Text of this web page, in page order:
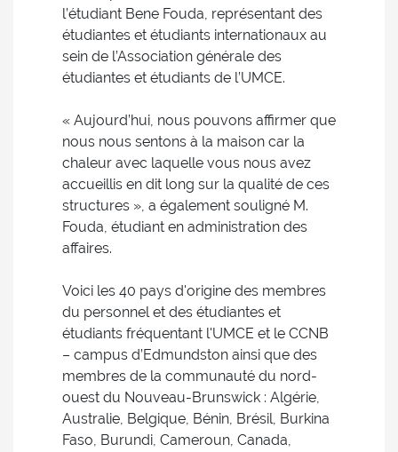
l’étudiant Bene Fouda, représentant des
étudiantes et étudiants internationaux au
sein de l’Association générale des
étudiantes et étudiants de l’UMCE.
« Aujourd’hui, nous pouvons affirmer que
nous nous sentons à la maison car la
chaleur avec laquelle vous nous avez
accueillis en dit long sur la qualité de ces
structures », a également souligné M.
Fouda, étudiant en administration des
affaires.
Voici les 40 pays d'origine des membres
du personnel et des étudiantes et
étudiants fréquentant l'UMCE et le CCNB
– campus d’Edmundston ainsi que des
membres de la communauté du nord-
ouest du Nouveau-Brunswick : Algérie,
Australie, Belgique, Bénin, Brésil, Burkina
Faso, Burundi, Cameroun, Canada,